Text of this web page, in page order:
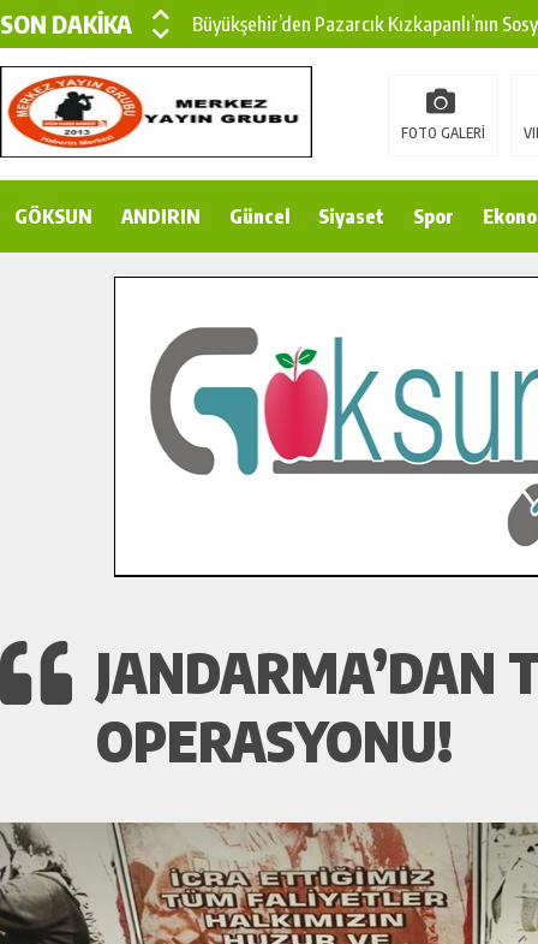
SON DAKİKA
Büyükşehir’den Pazarcık Kızkapanlı’nın
Büyükşehir’den Pazarcık Kırsalına Modern
Çin’den KSÜ’ye Uluslararası Başarı:
Gençler Pusula Maraş Kampında Yeni
İlçe Jandarma Komutanı Karakaya’dan
Bertiz’in Yeni Köprüsünde Sona Doğru.
FOTO GALERİ
GÖKSUN ANDIRIN Güncel Siyaset Spor
JANDARMA’DAN
OPERASYONU!